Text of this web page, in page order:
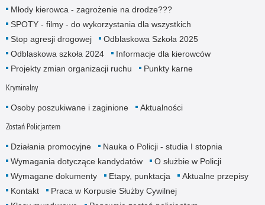
Młody kierowca - zagrożenie na drodze???
SPOTY - filmy - do wykorzystania dla wszystkich
Stop agresji drogowej
Odblaskowa Szkoła 2025
Odblaskowa szkoła 2024
Informacje dla kierowców
Projekty zmian organizacji ruchu
Punkty karne
Kryminalny
Osoby poszukiwane i zaginione Aktualności
Zostań Policjantem
Działania promocyjne
Nauka o Policji - studia I stopnia
Wymagania dotyczące kandydatów
O służbie w Policji
Wymagane dokumenty
Etapy, punktacja
Aktualne przepisy
Kontakt
Praca w Korpusie Służby Cywilnej